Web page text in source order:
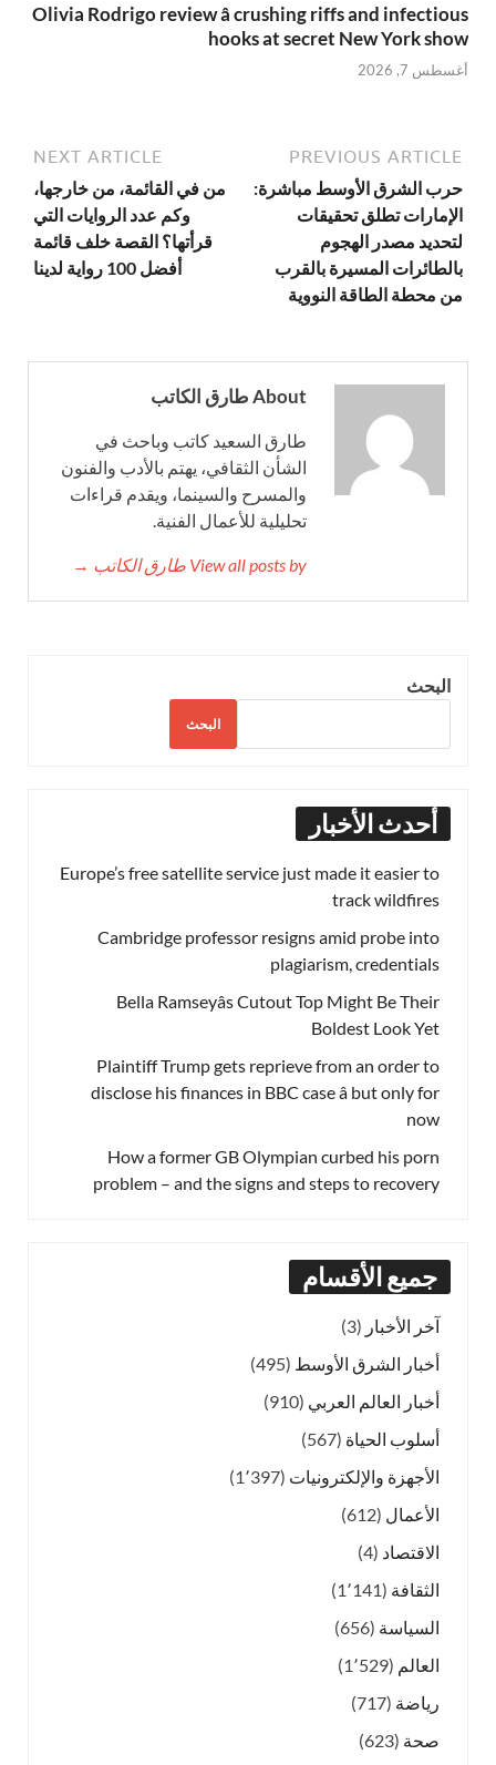
Olivia Rodrigo review â crushing riffs and infectious
hooks at secret New York show
أغسطس 7, 2026
PREVIOUS ARTICLE
حرب الشرق الأوسط مباشرة:
الإمارات تطلق تحقيقات
لتحديد مصدر الهجوم
بالطائرات المسيرة بالقرب
من محطة الطاقة النووية
NEXT ARTICLE
من في القائمة، من خارجها،
وكم عدد الروايات التي
قرأتها؟ القصة خلف قائمة
أفضل 100 رواية لدينا
About طارق الكاتب
طارق السعيد كاتب وباحث في
الشأن الثقافي، يهتم بالأدب والفنون
والمسرح والسينما، ويقدم قراءات
تحليلية للأعمال الفنية.
View all posts by طارق الكاتب →
البحث
البحث
أحدث الأخبار
Europe’s free satellite service just made it easier to
track wildfires
Cambridge professor resigns amid probe into
plagiarism, credentials
Bella Ramseyâs Cutout Top Might Be Their
Boldest Look Yet
Plaintiff Trump gets reprieve from an order to
disclose his finances in BBC case â but only for
now
How a former GB Olympian curbed his porn
problem – and the signs and steps to recovery
جميع الأقسام
آخر الأخبار (3)
أخبار الشرق الأوسط (495)
أخبار العالم العربي (910)
أسلوب الحياة (567)
الأجهزة والإلكترونيات (1٬397)
الأعمال (612)
الاقتصاد (4)
الثقافة (1٬141)
السياسة (656)
العالم (1٬529)
رياضة (717)
صحة (623)